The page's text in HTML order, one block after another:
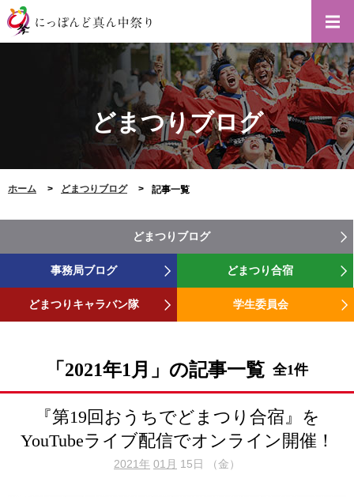
どまつりブログ
ホーム どまつりブログ 記事一覧
どまつりブログ
事務局ブログ どまつり合宿
どまつりキャラバン隊 学生委員会
「2021年1月」の記事一覧 全1件
『第19回おうちでどまつり合宿』を
YouTubeライブ配信でオンライン開催！
2021年 01月 15日 （金）